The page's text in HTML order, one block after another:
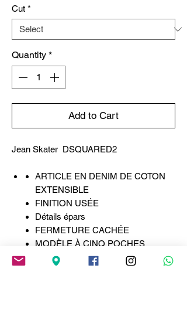
Cut *
Quantity *
Add to Cart
Jean Skater DSQUARED2
ARTICLE EN DENIM DE COTON
EXTENSIBLE
FINITION USÉE
Détails épars
FERMETURE CACHÉE
MODÈLE À CINQ POCHES
DSQUARED2 RED LABEL